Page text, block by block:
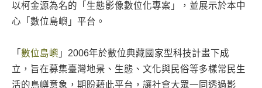
以柯金源為名的「生態影像數位化專案」，並展示於本中
心「數位島嶼」平台。
「 數位島嶼 」2006年於數位典藏國家型科技計畫下成
立，旨在募集臺灣地景、生態、文化與民俗等多樣常民生
活的島嶼意象，期盼藉此平台，讓社會大眾一同透過影